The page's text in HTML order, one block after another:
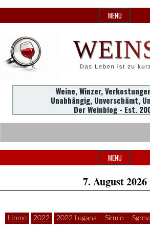
to
MENU
|
Das
Weine,
Winzer,
Verkostungen.
Header
Widget
Area
Weine, Winzer,
Unabhängig, Unverschämt,
Der Weinblog - Est.
MENU
7. August 2026
Home 2022 2022 Lugana – Sirmio –